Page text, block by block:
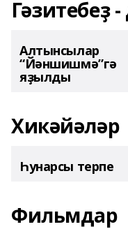
Гәзитебеҙ
Алтынсылар
“Йәншишмә”гә
яҙылды
Хикәйәләр
Һунарсы терпе
Фильмдар